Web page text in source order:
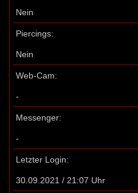
Nein
Piercings:
Nein
Web-Cam:
-
Messenger:
-
Letzter Login:
30.09.2021 / 21:07 Uhr